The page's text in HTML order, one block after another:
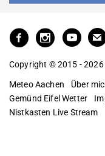
Copyright © 2015 - 2026
Meteo Aachen Über
Gemünd Eifel Wetter
Nistkasten Live Stream